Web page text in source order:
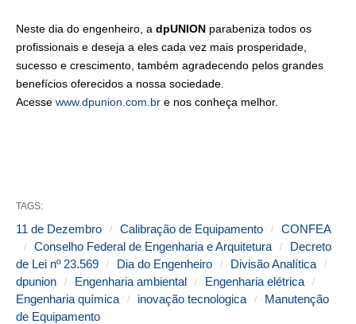
Neste dia do engenheiro, a dpUNION parabeniza todos os
profissionais e deseja a eles cada vez mais prosperidade,
sucesso e crescimento, também agradecendo pelos grandes
benefícios oferecidos a nossa sociedade.
Acesse www.dpunion.com.br e nos conheça melhor.
TAGS:
11 de Dezembro Calibração de Equipamento
CONFEA
Conselho Federal de Engenharia e Arquitetura
Decreto
de Lei nº 23.569
Dia do Engenheiro
Divisão Analítica
dpunion
Engenharia ambiental
Engenharia elétrica
Engenharia química
inovação tecnologica
Manutenção
de Equipamento